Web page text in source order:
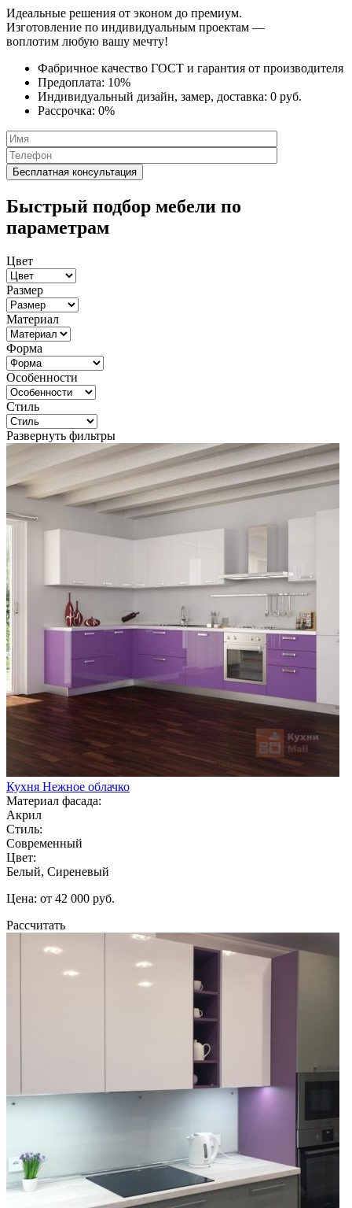
Идеальные решения от эконом до премиум.
Изготовление по индивидуальным проектам —
воплотим любую вашу мечту!
Фабричное качество ГОСТ и гарантия от производителя
Предоплата: 10%
Индивидуальный дизайн, замер, доставка: 0 руб.
Рассрочка: 0%
Быстрый подбор мебели по
параметрам
Цвет
Размер
Материал
Форма
Особенности
Стиль
Развернуть фильтры
Кухня Нежное облачко
Материал фасада:
Акрил
Стиль:
Современный
Цвет:
Белый, Сиреневый
Цена: от 42 000 руб.
Рассчитать